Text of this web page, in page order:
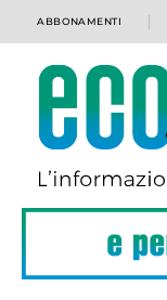
ABBONAMENTI